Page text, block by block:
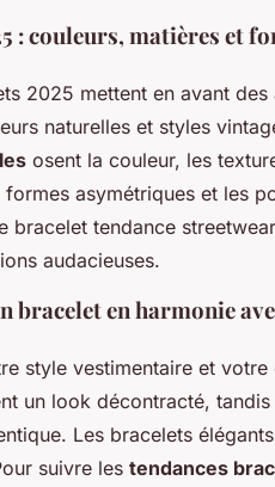
: couleurs, matières et
2025 mettent en avant
naturelles et styles
osent la couleur, les
asymétriques et les
bracelet tendance
audacieuses.
bracelet en harmonie
style vestimentaire et
un look décontracté,
Les bracelets
suivre les tendances